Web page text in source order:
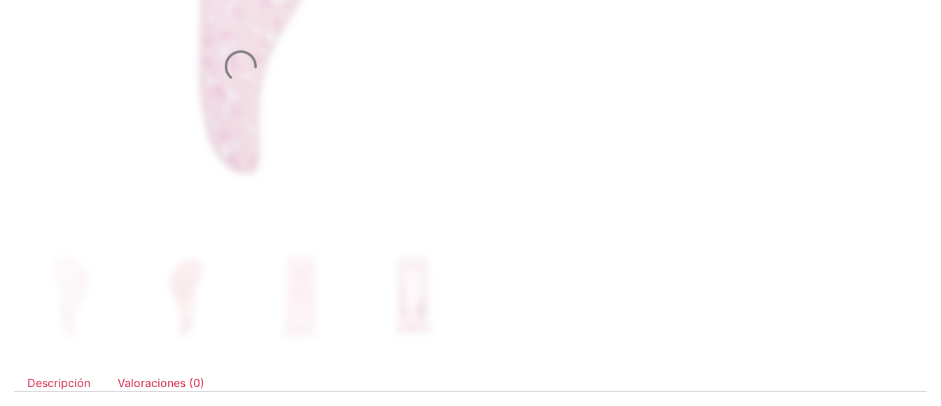
Descripción Valoraciones (0)